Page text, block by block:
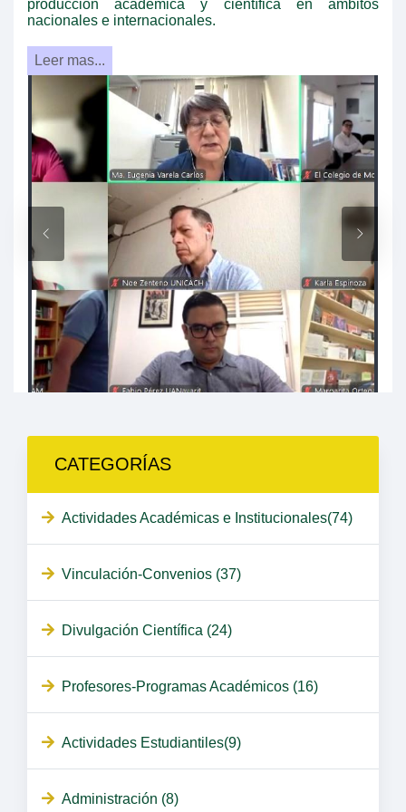
producción académica y científica en ámbitos
nacionales e internacionales.
Leer mas...
CATEGORÍAS
Actividades Académicas e Institucionales(74)
Vinculación-Convenios (37)
Divulgación Científica (24)
Profesores-Programas Académicos (16)
Actividades Estudiantiles(9)
Administración (8)